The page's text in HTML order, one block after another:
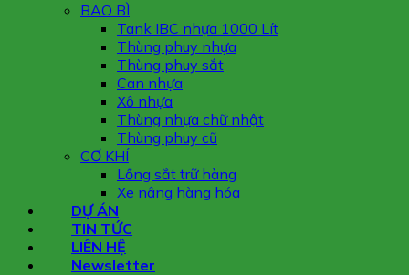
BAO BÌ
Tank IBC nhựa 1000 Lít
Thùng phuy nhựa
Thùng phuy sắt
Can nhựa
Xô nhựa
Thùng nhựa chữ nhật
Thùng phuy cũ
CƠ KHÍ
Lồng sắt trữ hàng
Xe nâng hàng hóa
DỰ ÁN
TIN TỨC
LIÊN HỆ
Newsletter